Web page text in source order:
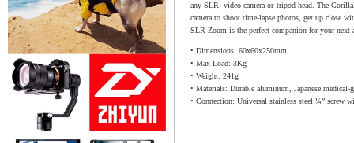
any SLR, video camera or tripod head. The
camera to shoot time-lapse photos, get up close
SLR Zoom is the perfect companion for your
• Dimensions: 60x60x250mm
• Max Load: 3Kg
• Weight: 241g
• Materials: Durable aluminum, Japanese
• Connection: Universal stainless steel ¼” screw